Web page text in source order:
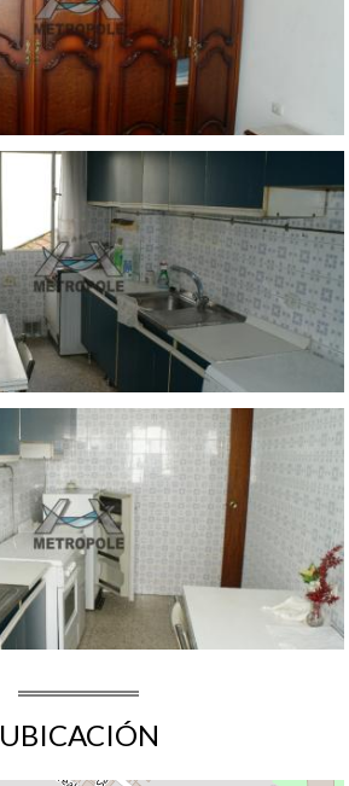
UBICACIÓN